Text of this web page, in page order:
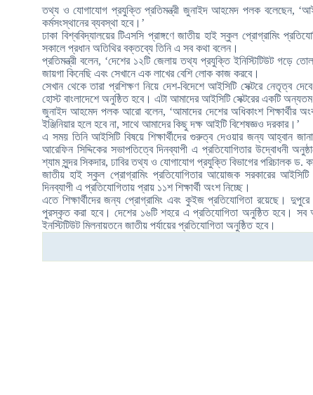
তথ্য ও যোগাযোগ প্রযুক্তি প্রতিমন্ত্রী জুনাইদ আহমেদ পলক বলেছেন,
কর্মসংস্থানের ব্যবস্থা হবে।’
ঢাকা বিশ্ববিদ্যালয়ের টিএসসি প্রাঙ্গণে জাতীয় হাই স্কুল প্রোগ্রামিং
সকালে প্রধান অতিথির বক্তব্যে তিনি এ সব কথা বলেন।
প্রতিমন্ত্রী বলেন, ‘দেশের ১২টি জেলায় তথ্য প্রযুক্তি ইনিস্টিটিউট গড়ে
জায়গা কিনেছি এবং সেখানে এক লাখের বেশি লোক কাজ করবে।
সেখান থেকে তারা প্রশিক্ষণ নিয়ে দেশ-বিদেশে আইসিটি সেক্টরে নেতৃত্ব
হোস্ট বাংলাদেশে অনুষ্ঠিত হবে। এটা আমাদের আইসিটি সেক্টরের একটি
জুনাইদ আহমেদ পলক আরো বলেন, ‘আমাদের দেশের অধিকাংশ শিক্ষার্থীর
ইঞ্জিনিয়ার হলে হবে না, সাথে আমাদের কিছু দক্ষ আইটি বিশেষজ্ঞও দরকার।’
এ সময় তিনি আইসিটি বিষয়ে শিক্ষার্থীদের গুরুত্ব দেওয়ার জন্য আহ্বান
আরেফিন সিদ্দিকের সভাপতিত্বে দিনব্যাপী এ প্রতিযোগিতার উদ্বোধনী
শ্যাম সুন্দর সিকদার, ঢাবির তথ্য ও যোগাযোগ প্রযুক্তি বিভাগের পরিচালক ড.
জাতীয় হাই স্কুল প্রোগ্রামিং প্রতিযোগিতার আয়োজক সরকারের আইসিটি
দিনব্যাপী এ প্রতিযোগিতায় প্রায় ১১শ শিক্ষার্থী অংশ নিচ্ছে।
এতে শিক্ষার্থীদের জন্য প্রোগ্রামিং এবং কুইজ প্রতিযোগিতা রয়েছে। দুপুরে
পুরস্কৃত করা হবে। দেশের ১৬টি শহরে এ প্রতিযোগিতা অনুষ্ঠিত হবে। সব
ইনস্টিটিউট মিলনায়তনে জাতীয় পর্যায়ের প্রতিযোগিতা অনুষ্ঠিত হবে।